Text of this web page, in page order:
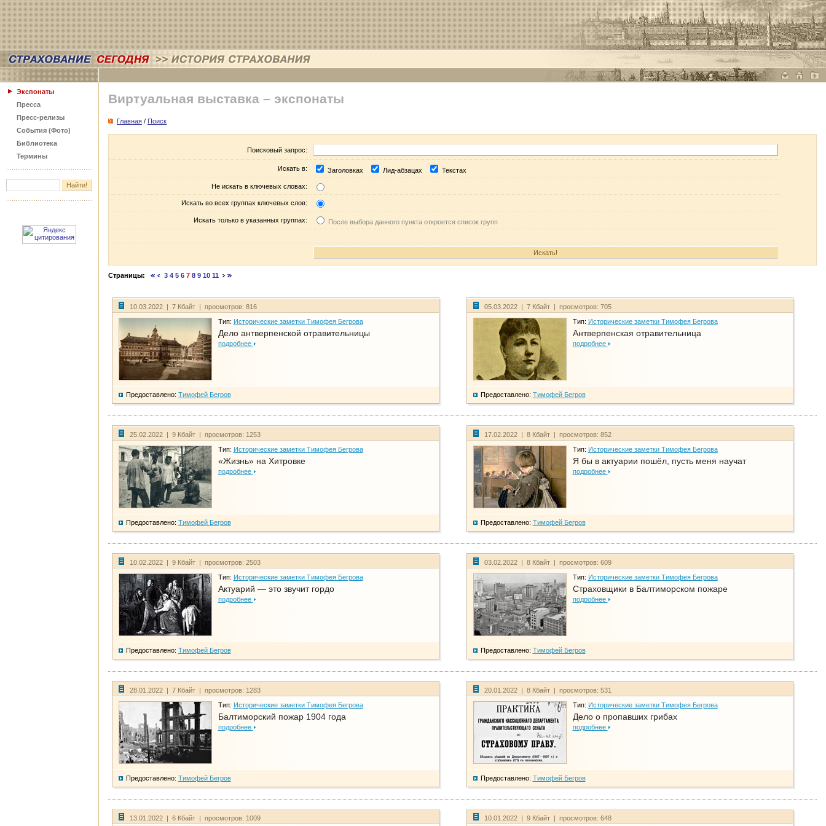
Экспонаты
Пресса
Пресс-релизы
События (Фото)
Библиотека
Термины
Виртуальная выставка – экспонаты
Главная / Поиск
Поисковый запрос:
Искать в: Заголовках Лид-абзацах Текстах
Не искать в ключевых словах:
Искать во всех группах ключевых слов:
Искать только в указанных группах: После выбора данного пункта откроется список групп
Страницы: 3 4 5 6 7 8 9 10 11
10.03.2022 | 7 Кбайт | просмотров: 816
Тип: Исторические заметки Тимофея Бегрова
Дело антверпенской отравительницы
подробнее
Предоставлено: Тимофей Бегров
05.03.2022 | 7 Кбайт | просмотров: 705
Тип: Исторические заметки Тимофея Бегрова
Антверпенская отравительница
подробнее
Предоставлено: Тимофей Бегров
25.02.2022 | 9 Кбайт | просмотров: 1253
Тип: Исторические заметки Тимофея Бегрова
«Жизнь» на Хитровке
подробнее
Предоставлено: Тимофей Бегров
17.02.2022 | 8 Кбайт | просмотров: 852
Тип: Исторические заметки Тимофея Бегрова
Я бы в актуарии пошёл, пусть меня научат
подробнее
Предоставлено: Тимофей Бегров
10.02.2022 | 9 Кбайт | просмотров: 2503
Тип: Исторические заметки Тимофея Бегрова
Актуарий — это звучит гордо
подробнее
Предоставлено: Тимофей Бегров
03.02.2022 | 8 Кбайт | просмотров: 609
Тип: Исторические заметки Тимофея Бегрова
Страховщики в Балтиморском пожаре
подробнее
Предоставлено: Тимофей Бегров
28.01.2022 | 7 Кбайт | просмотров: 1283
Тип: Исторические заметки Тимофея Бегрова
Балтиморский пожар 1904 года
подробнее
Предоставлено: Тимофей Бегров
20.01.2022 | 8 Кбайт | просмотров: 531
Тип: Исторические заметки Тимофея Бегрова
Дело о пропавших грибах
подробнее
Предоставлено: Тимофей Бегров
13.01.2022 | 6 Кбайт | просмотров: 1009 10.01.2022 | 9 Кбайт | просмотров: 648